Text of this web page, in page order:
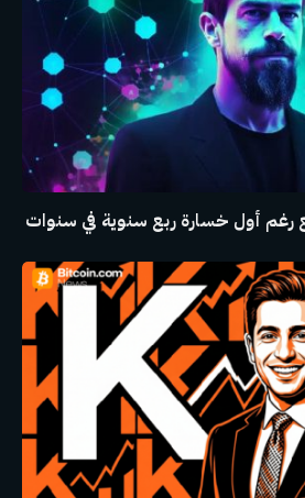
رغم أول خسارة ربع سنوية في سنوات